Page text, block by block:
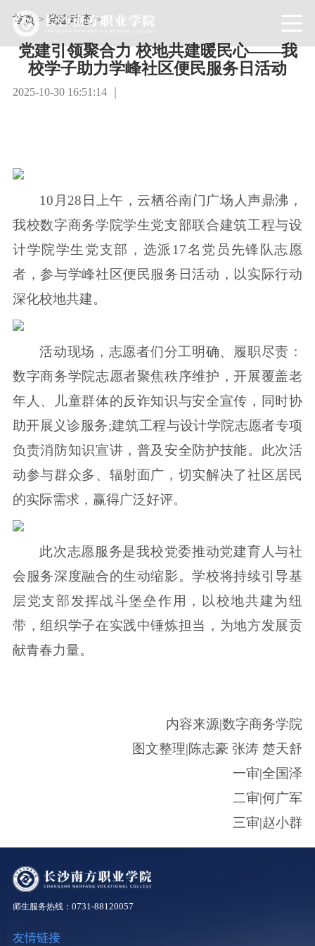
首页 > 党建动态>
党建引领聚合力 校地共建暖民心——我
校学子助力学峰社区便民服务日活动
2025-10-30 16:51:14 ｜
10月28日上午，云栖谷南门广场人声鼎沸，
我校数字商务学院学生党支部联合建筑工程与设
计学院学生党支部，选派17名党员先锋队志愿
者，参与学峰社区便民服务日活动，以实际行动
深化校地共建。
活动现场，志愿者们分工明确、履职尽责：
数字商务学院志愿者聚焦秩序维护，开展覆盖老
年人、儿童群体的反诈知识与安全宣传，同时协
助开展义诊服务;建筑工程与设计学院志愿者专项
负责消防知识宣讲，普及安全防护技能。此次活
动参与群众多、辐射面广，切实解决了社区居民
的实际需求，赢得广泛好评。
此次志愿服务是我校党委推动党建育人与社
会服务深度融合的生动缩影。学校将持续引导基
层党支部发挥战斗堡垒作用，以校地共建为纽
带，组织学子在实践中锤炼担当，为地方发展贡
献青春力量。
内容来源|数字商务学院
图文整理|陈志豪 张涛 楚天舒
一审|全国泽
二审|何广军
三审|赵小群
师生服务热线： 0731-88120057
友情链接